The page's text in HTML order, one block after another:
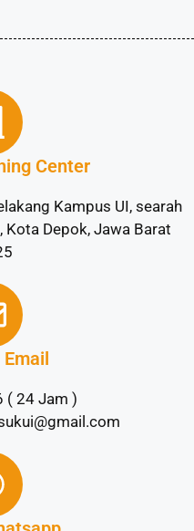
Center
Kampus UI, searah
Kota Depok, Jawa Barat
( 24 Jam )